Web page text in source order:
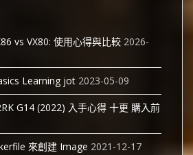
vs VX80: 使用心得與比較 2026-
Learning jot 2023-05-09
G14 (2022) 入手心得 十更 購入前
來創建 Image 2021-12-17